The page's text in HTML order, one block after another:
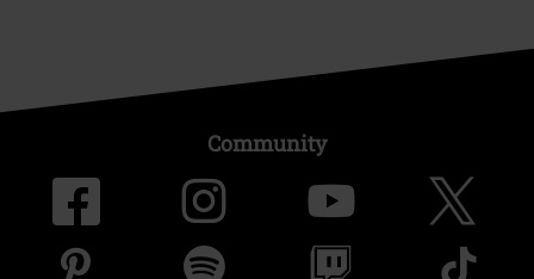
Community